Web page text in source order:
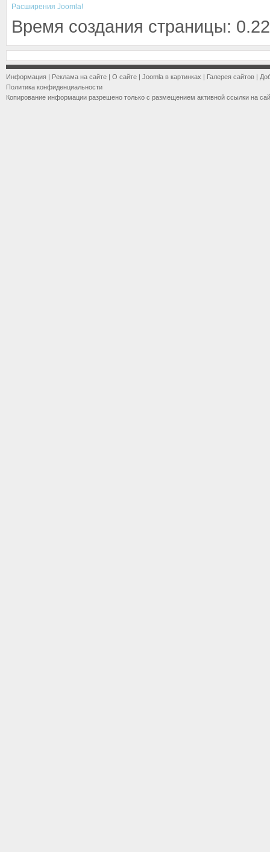
Расширения Joomla!
Время создания страницы:
Информация | Реклама на сайте | О сайте | Joomla в картинках | Галерея сайтов |
Политика конфиденциальности
Копирование информации разрешено только с размещением активной ссылки на